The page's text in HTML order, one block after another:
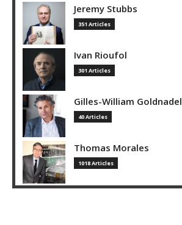
Jeremy Stubbs
351 Articles
Ivan Rioufol
301 Articles
Gilles-William Goldnadel
40 Articles
Thomas Morales
1018 Articles